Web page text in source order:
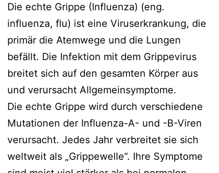
Die echte Grippe (Influenza) (eng.
influenza, flu) ist eine Viruserkrankung, die
primär die Atemwege und die Lungen
befällt. Die Infektion mit dem Grippevirus
breitet sich auf den gesamten Körper aus
und verursacht Allgemeinsymptome.
Die echte Grippe wird durch verschiedene
Mutationen der Influenza-A- und -B-Viren
verursacht. Jedes Jahr verbreitet sie sich
weltweit als „Grippewelle“. Ihre Symptome